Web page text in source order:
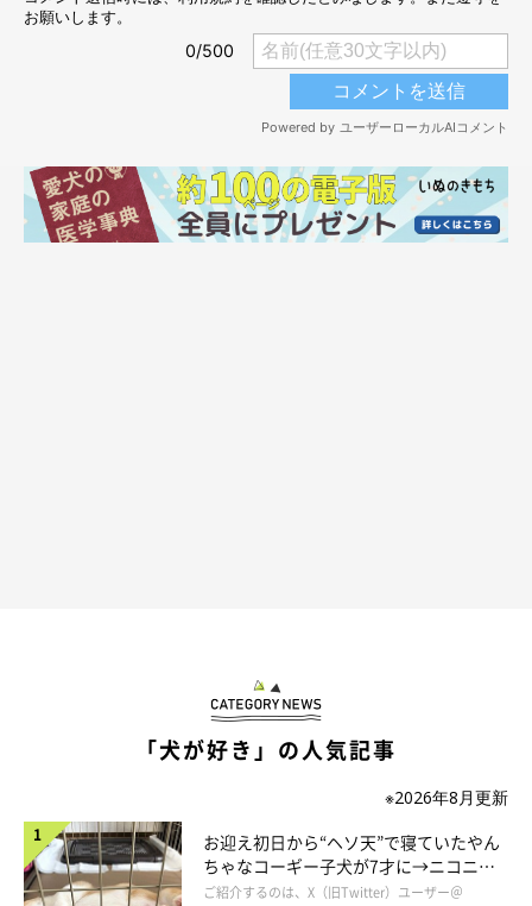
「犬が好き」の人気記事
※2026年8月更新
お迎え初日から“ヘソ天”で寝ていたやん
ちゃなコーギー子犬が7才に→ニコニ
コ“コーギースマイル”が魅力のコに成
ご紹介するのは、X（旧Twitter）ユーザー＠